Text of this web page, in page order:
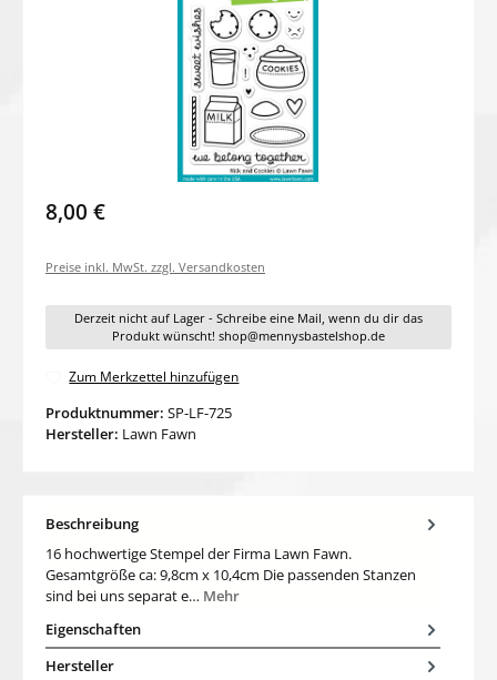
8,00 €
Preise inkl. MwSt. zzgl. Versandkosten
Derzeit nicht auf Lager - Schreibe eine Mail, wenn du dir das
Produkt wünscht! shop@mennysbastelshop.de
Zum Merkzettel hinzufügen
Produktnummer: SP-LF-725
Hersteller: Lawn Fawn
Beschreibung
16 hochwertige Stempel der Firma Lawn Fawn.
Gesamtgröße ca: 9,8cm x 10,4cm Die passenden Stanzen
sind bei uns separat e… Mehr
Eigenschaften
Hersteller